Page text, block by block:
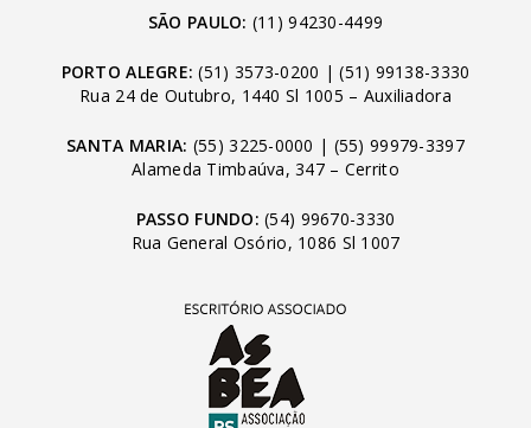
SÃO PAULO: (11) 94230-4499
PORTO ALEGRE: (51) 3573-0200 |(51) 99138-3330
Rua 24 de Outubro, 1440 Sl 1005 – Auxiliadora
SANTA MARIA: (55) 3225-0000 | (55) 99979-3397
Alameda Timbaúva, 347 – Cerrito
PASSO FUNDO: (54) 99670-3330
Rua General Osório, 1086 Sl 1007